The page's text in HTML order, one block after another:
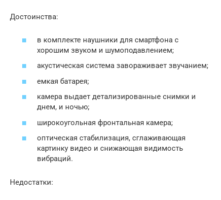
Достоинства:
в комплекте наушники для смартфона с
хорошим звуком и шумоподавлением;
акустическая система завораживает звучанием;
емкая батарея;
камера выдает детализированные снимки и
днем, и ночью;
широкоугольная фронтальная камера;
оптическая стабилизация, сглаживающая
картинку видео и снижающая видимость
вибраций.
Недостатки: